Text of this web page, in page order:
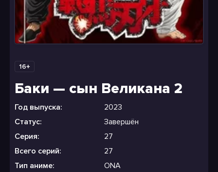
16+
Баки — сын Великана 2
Год выпуска:
2023
Статус:
Завершён
Серия:
27
Всего серий:
27
Тип аниме:
ONA